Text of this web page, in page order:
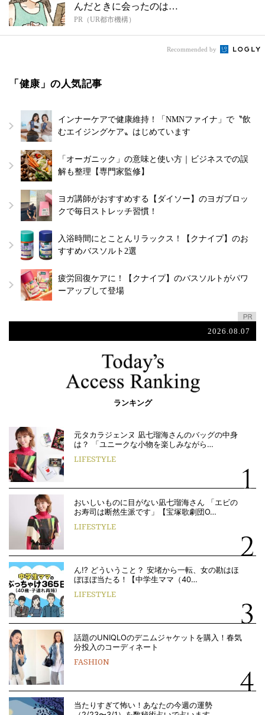
んだときに会ったのは…
PR（UR都市機構）
Recommended by
「健康」の人気記事
インナーケアで健康維持！「NMNファイナ」で〝飲
むエイジングケア〟はじめています
「オーガニック」の意味と使い方｜ビジネスでの誤
解も整理【専門家監修】
ヨガ講師がおすすめする【ダイソー】のヨガブロッ
クで毎日ストレッチ習慣！
入浴時間にとことんリラックス！【クナイプ】のお
すすめバスソルト2選
疲労回復ケアに！【クナイプ】のバスソルトがパワ
ーアップして登場
2026.08.07
ランキング
元タカラジェンヌ 凪七瑠海さんのバッグの中身
は？ 「ユニークな小物を楽しみながら…
LIFESTYLE
おいしいものに目がない凪七瑠海さん 「エビの
お寿司は断然生派です」【宝塚歌劇団O…
LIFESTYLE
ん!? どういうこと？ 安堵から一転、女の勘はほ
ぼほぼ当たる！【中学生ママ（40…
LIFESTYLE
話題のUNIQLOのデニムジャケットを購入！春気
分投入のコーディネート
FASHION
当たりすぎて怖い！あなたの今週の運勢